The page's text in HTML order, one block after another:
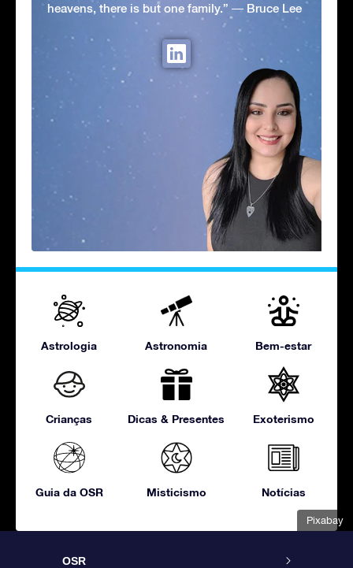
Pixabay
heavens, there is but one family.” ― Bruce Lee
Astrologia Astronomia Bem-estar
Crianças Dicas & Presentes Exoterismo
Guia da OSR Misticismo Notícias
OSR